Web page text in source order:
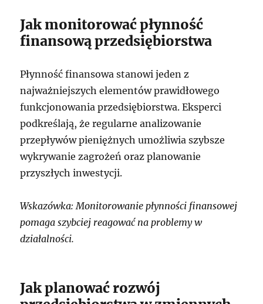
Jak monitorować płynność
finansową przedsiębiorstwa
Płynność finansowa stanowi jeden z
najważniejszych elementów prawidłowego
funkcjonowania przedsiębiorstwa. Eksperci
podkreślają, że regularne analizowanie
przepływów pieniężnych umożliwia szybsze
wykrywanie zagrożeń oraz planowanie
przyszłych inwestycji.
Wskazówka: Monitorowanie płynności finansowej
pomaga szybciej reagować na problemy w
działalności.
Jak planować rozwój